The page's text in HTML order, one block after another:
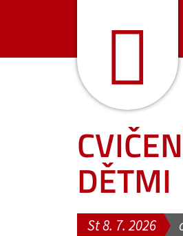
DĚTMI
St 8. 7. 2026